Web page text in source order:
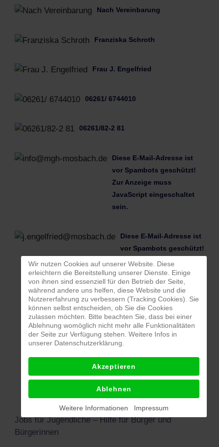
Nach Vereinbarung
Franziska Schroth
Frau J. Engelfried
06261/ 6744010
06261/82-2 81
Diese E-Mail-Adresse ist
vor Spambots geschützt!
Zur Anzeige muss
JavaScript eingeschaltet
sein.
Diese E-Mail-Adresse ist
vor Spambots geschützt!
Zur Anzeige muss
JavaScript eingeschaltet
sein.
Anmeldeformular Jobanbieter
Merkblatt
Jobs für Jugendliche – Hilfe für Bürger und
Bürgerinnen
Wir nutzen Cookies auf unserer Website. Diese
erleichtern die Bereitstellung unserer Dienste. Einige
von ihnen sind essenziell für den Betrieb der Seite,
während andere uns helfen, diese Website und die
Nutzererfahrung zu verbessern (Tracking Cookies). Sie
können selbst entscheiden, ob Sie die Cookies
zulassen möchten. Bitte beachten Sie, dass bei einer
Ablehnung womöglich nicht mehr alle Funktionalitäten
der Seite zur Verfügung stehen. Weitere Infos in
unserer Datenschutzerklärung.
Akzeptieren
Ablehnen
Weitere Informationen Impressum